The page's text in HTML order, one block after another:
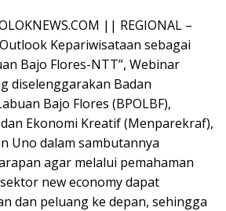
|| REGIONAL –
Kepariwisataan sebagai
Bajo Flores-NTT”, Webinar
diselenggarakan Badan
Bajo Flores (BPOLBF),
Ekonomi Kreatif (Menparekraf),
Uno dalam sambutannya
agar melalui pemahaman
new economy dapat
dan peluang ke depan, sehingga